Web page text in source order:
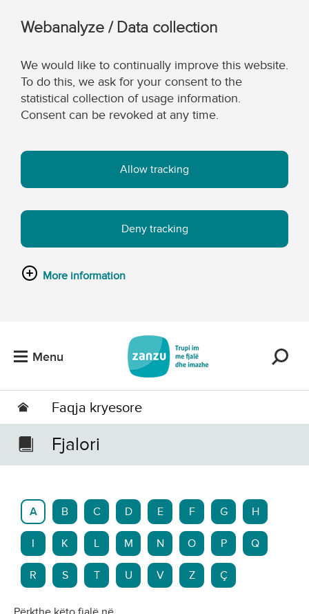
Webanalyze / Data collection
We would like to continually improve this website.
To do this, we ask for your consent to the
statistical collection of usage information.
Consent can be revoked at any time.
Allow tracking
Deny tracking
More information
Menu
Faqja kryesore
Fjalori
A B C D E F G H
K L M N O P Q
R S T U V Z Ç